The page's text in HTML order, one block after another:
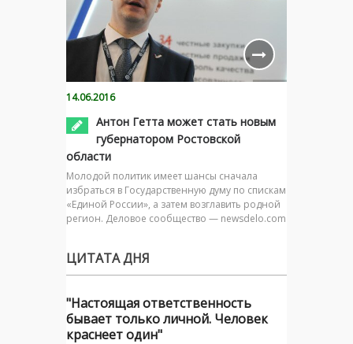
14.06.2016
Антон Гетта может стать новым
губернатором Ростовской
области
Молодой политик имеет шансы сначала
избраться в Государственную думу по спискам
«Единой России», а затем возглавить родной
регион. Деловое сообщество — newsdelo.com
ЦИТАТА ДНЯ
"Настоящая ответственность
бывает только личной. Человек
краснеет один"